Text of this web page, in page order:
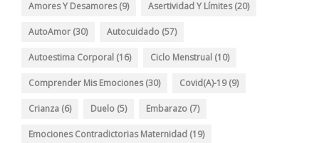
Amores Y Desamores(9) Asertividad Y Límites(20)
AutoAmor (30) Autocuidado (57)
Autoestima Corporal (16) Ciclo Menstrual (10)
Comprender Mis Emociones(30) Covid(A)-19(9)
Crianza (6) Duelo (5) Embarazo (7)
Emociones Contradictorias Maternidad (19)